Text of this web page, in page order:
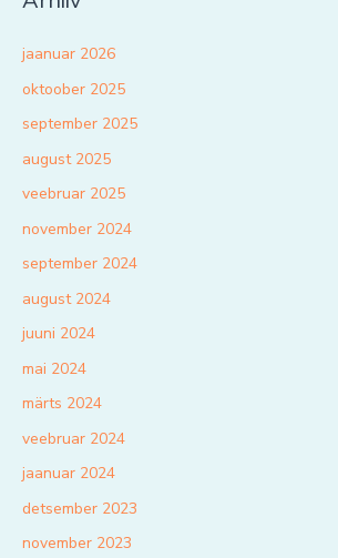
jaanuar 2026
oktoober 2025
september 2025
august 2025
veebruar 2025
november 2024
september 2024
august 2024
juuni 2024
mai 2024
märts 2024
veebruar 2024
jaanuar 2024
detsember 2023
november 2023